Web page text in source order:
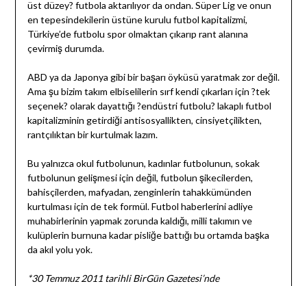
üst düzey? futbola aktarılıyor da ondan. Süper Lig ve onun
en tepesindekilerin üstüne kurulu futbol kapitalizmi,
Türkiye’de futbolu spor olmaktan çıkarıp rant alanına
çevirmiş durumda.
ABD ya da Japonya gibi bir başarı öyküsü yaratmak zor değil.
Ama şu bizim takım elbiselilerin sırf kendi çıkarları için ?tek
seçenek? olarak dayattığı ?endüstri futbolu? lakaplı futbol
kapitalizminin getirdiği antisosyallikten, cinsiyetçilikten,
rantçılıktan bir kurtulmak lazım.
Bu yalnızca okul futbolunun, kadınlar futbolunun, sokak
futbolunun gelişmesi için değil, futbolun şikecilerden,
bahisçilerden, mafyadan, zenginlerin tahakkümünden
kurtulması için de tek formül. Futbol haberlerini adliye
muhabirlerinin yapmak zorunda kaldığı, milli takımın ve
kulüplerin burnuna kadar pisliğe battığı bu ortamda başka
da akıl yolu yok.
*30 Temmuz 2011 tarihli BirGün Gazetesi’nde